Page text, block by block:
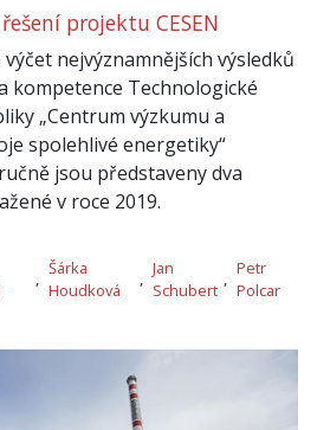
projektu CESEN
nejvýznamnějších výsledků
kompetence Technologické
„Centrum výzkumu a
spolehlivé energetiky“
jsou představeny dva
v roce 2019.
,
Šárka
Houdková
,
Jan
Schubert
,
Petr
Polcar